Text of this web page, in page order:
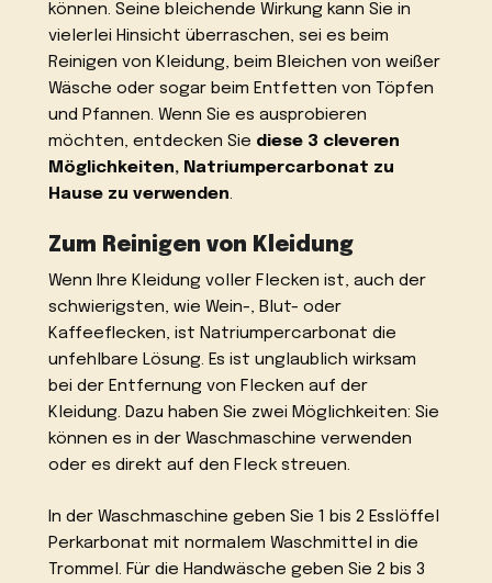
können. Seine bleichende Wirkung kann Sie in
vielerlei Hinsicht überraschen, sei es beim
Reinigen von Kleidung, beim Bleichen von weißer
Wäsche oder sogar beim Entfetten von Töpfen
und Pfannen. Wenn Sie es ausprobieren
möchten, entdecken Sie diese 3 cleveren
Möglichkeiten, Natriumpercarbonat zu
Hause zu verwenden.
Zum Reinigen von Kleidung
Wenn Ihre Kleidung voller Flecken ist, auch der
schwierigsten, wie Wein-, Blut- oder
Kaffeeflecken, ist Natriumpercarbonat die
unfehlbare Lösung. Es ist unglaublich wirksam
bei der Entfernung von Flecken auf der
Kleidung. Dazu haben Sie zwei Möglichkeiten: Sie
können es in der Waschmaschine verwenden
oder es direkt auf den Fleck streuen.
In der Waschmaschine geben Sie 1 bis 2 Esslöffel
Perkarbonat mit normalem Waschmittel in die
Trommel. Für die Handwäsche geben Sie 2 bis 3